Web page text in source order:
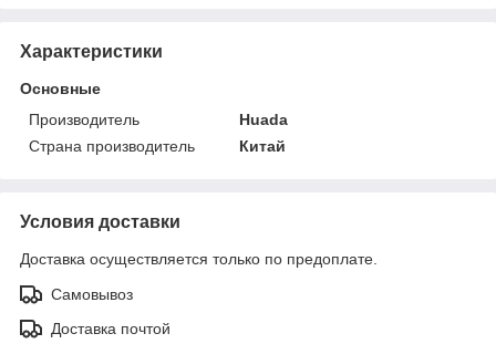
Характеристики
Основные
Производитель
Huada
Страна производитель
Китай
Условия доставки
Доставка осуществляется только по предоплате.
Самовывоз
Доставка почтой